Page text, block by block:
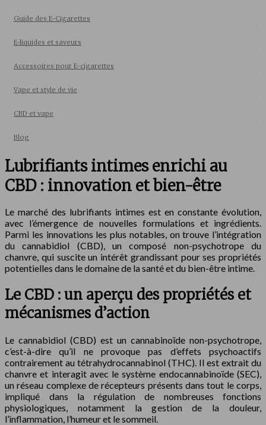
Guide des E-Cigarettes
E-liquides et saveurs
Accessoires pour E-cigarettes
Vape et style de vie
CBD et vape
Blog
Lubrifiants intimes enrichi au
CBD : innovation et bien-être
Le marché des lubrifiants intimes est en constante évolution,
avec l’émergence de nouvelles formulations et ingrédients.
Parmi les innovations les plus notables, on trouve l’intégration
du cannabidiol (CBD), un composé non-psychotrope du
chanvre, qui suscite un intérêt grandissant pour ses propriétés
potentielles dans le domaine de la santé et du bien-être intime.
Le CBD : un aperçu des propriétés et
mécanismes d’action
Le cannabidiol (CBD) est un cannabinoïde non-psychotrope,
c’est-à-dire qu’il ne provoque pas d’effets psychoactifs
contrairement au tétrahydrocannabinol (THC). Il est extrait du
chanvre et interagit avec le système endocannabinoïde (SEC),
un réseau complexe de récepteurs présents dans tout le corps,
impliqué dans la régulation de nombreuses fonctions
physiologiques, notamment la gestion de la douleur,
l’inflammation, l’humeur et le sommeil.